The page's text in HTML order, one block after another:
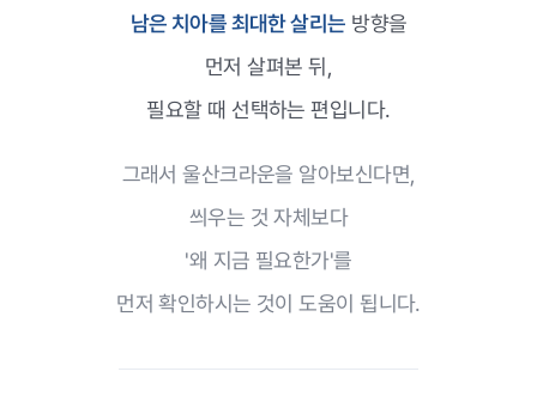
남은 치아를 최대한 살리는 방향을
먼저 살펴본 뒤,
필요할 때 선택하는 편입니다.
그래서 울산크라운을 알아보신다면,
씌우는 것 자체보다
'왜 지금 필요한가'를
먼저 확인하시는 것이 도움이 됩니다.